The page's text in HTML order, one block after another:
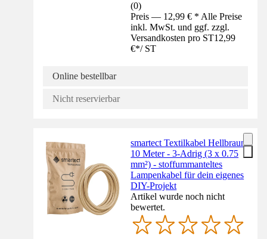
(0)
Preis — 12,99 € * Alle Preise
inkl. MwSt. und ggf. zzgl.
Versandkosten pro ST12,99
€*/ ST
Online bestellbar
Nicht reservierbar
smartect Textilkabel Hellbraun
10 Meter - 3-Adrig (3 x 0.75
mm²) - stoffummanteltes
Lampenkabel für dein eigenes
DIY-Projekt
Artikel wurde noch nicht
bewertet.